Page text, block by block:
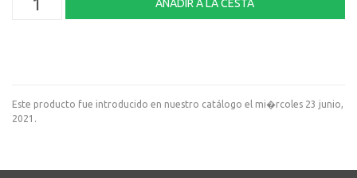
Este producto fue introducido en nuestro catálogo el mi�rcoles 23 junio,
2021.